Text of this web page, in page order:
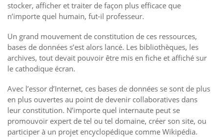
stocker, afficher et traiter de façon plus efficace que
n’importe quel humain, fut-il professeur.
Un grand mouvement de constitution de ces ressources,
bases de données s’est alors lancé. Les bibliothèques, les
archives, tout devait pouvoir être mis en fiche et affiché sur
le cathodique écran.
Avec l’essor d’Internet, ces bases de données se sont de plus
en plus ouvertes au point de devenir collaboratives dans
leur constitution. N’importe quel internaute peut se
promouvoir expert de tel ou tel domaine, créer son site, ou
participer à un projet encyclopédique comme Wikipédia.